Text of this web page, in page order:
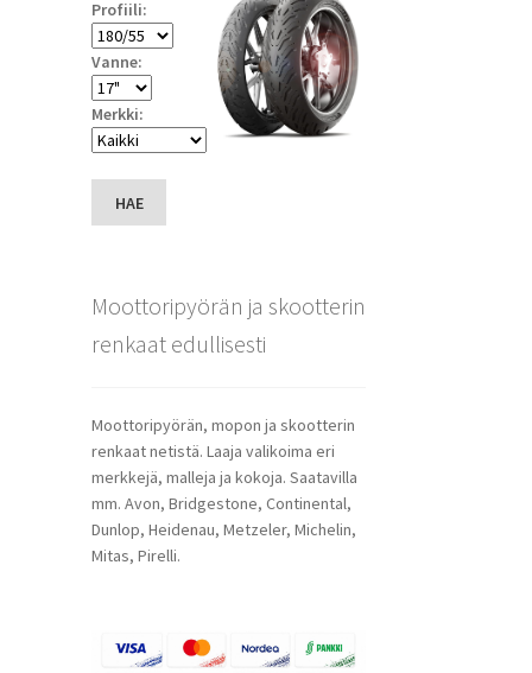
Profiili:
Vanne:
Merkki:
HAE
Moottoripyörän ja skootterin
renkaat edullisesti
Moottoripyörän, mopon ja skootterin
renkaat netistä. Laaja valikoima eri
merkkejä, malleja ja kokoja. Saatavilla
mm. Avon, Bridgestone, Continental,
Dunlop, Heidenau, Metzeler, Michelin,
Mitas, Pirelli.